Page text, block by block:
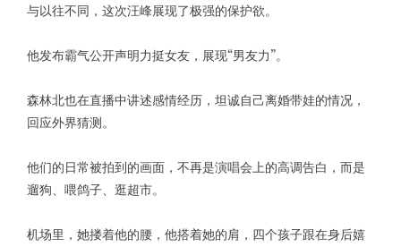
与以往不同，这次汪峰展现了极强的保护欲。
他发布霸气公开声明力挺女友，展现“男友力”。
森林北也在直播中讲述感情经历，坦诚自己离婚带娃的情况，
回应外界猜测。
他们的日常被拍到的画面，不再是演唱会上的高调告白，而是
遛狗、喂鸽子、逛超市。
机场里，她搂着他的腰，他搭着她的肩，四个孩子跟在身后嬉